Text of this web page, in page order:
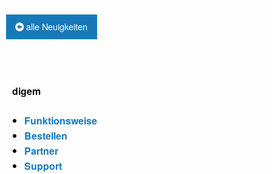
alle Neuigkeiten
digem
Funktionsweise
Bestellen
Partner
Support